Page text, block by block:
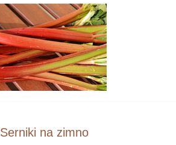
Serniki na zimno